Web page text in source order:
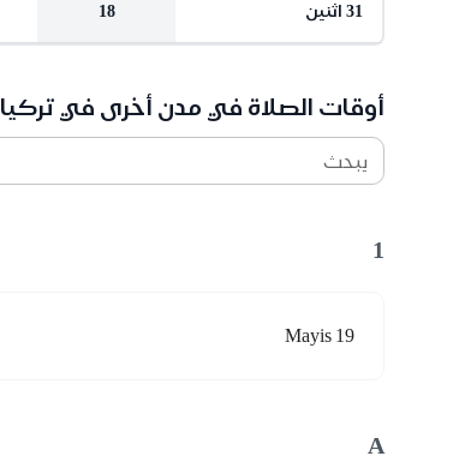
31 اثنين 18
أوقات الصلاة في مدن أخرى في تركيا
يبحث
1
19 Mayis
A